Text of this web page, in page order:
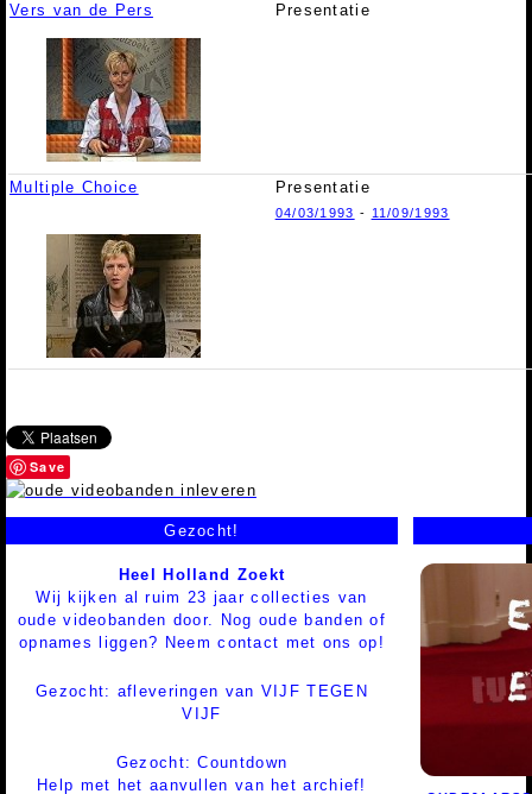
Vers van de Pers Presentatie
Multiple Choice Presentatie
04/03/1993 - 11/09/1993
Save
Gezocht!
Heel Holland Zoekt
Wij kijken al ruim 23 jaar collecties van
oude videobanden door. Nog oude banden of
opnames liggen? Neem contact met ons op!
Gezocht: afleveringen van VIJF TEGEN
VIJF
Gezocht: Countdown
Help met het aanvullen van het archief!